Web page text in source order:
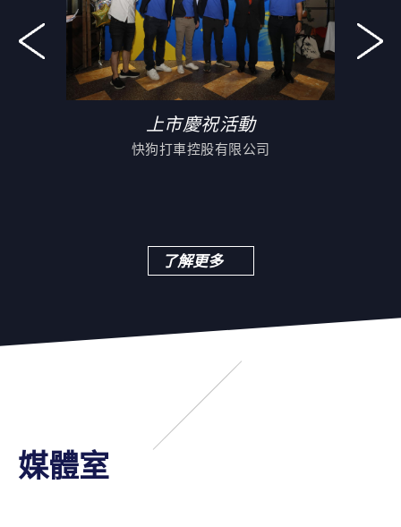
上市慶祝活動
快狗打車控股有限公司
了解更多
媒體室